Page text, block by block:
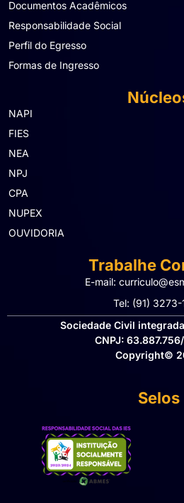
Documentos Acadêmicos
Responsabilidade Social
Perfil do Egresso
Formas de Ingresso
NAPI
FIES
NEA
NPJ
CPA
NUPEX
OUVIDORIA
Trabalhe
E-mail:
Tel: (91) 3273-
Sociedade Civil
CNPJ:
Copyright©
Selos